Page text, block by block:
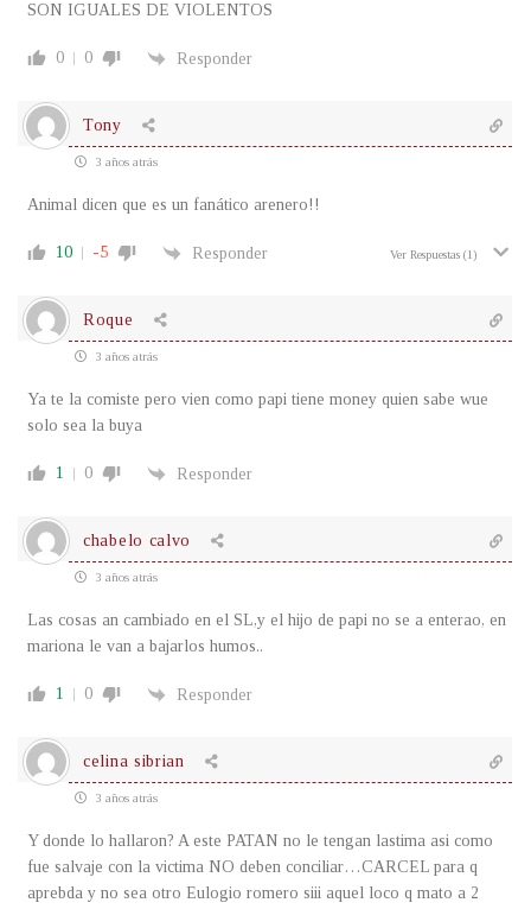
SON IGUALES DE VIOLENTOS
0 0 Responder
Tony
3 años atrás
Animal dicen que es un fanático arenero!!
10 -5 Responder Ver Respuestas (1)
Roque
3 años atrás
Ya te la comiste pero vien como papi tiene money quien sabe wue
solo sea la buya
1 0 Responder
chabelo calvo
3 años atrás
Las cosas an cambiado en el SL,y el hijo de papi no se a enterao, en
mariona le van a bajarlos humos..
1 0 Responder
celina sibrian
3 años atrás
Y donde lo hallaron? A este PATAN no le tengan lastima asi como
fue salvaje con la victima NO deben conciliar…CARCEL para q
aprebda y no sea otro Eulogio romero siii aquel loco q mato a 2